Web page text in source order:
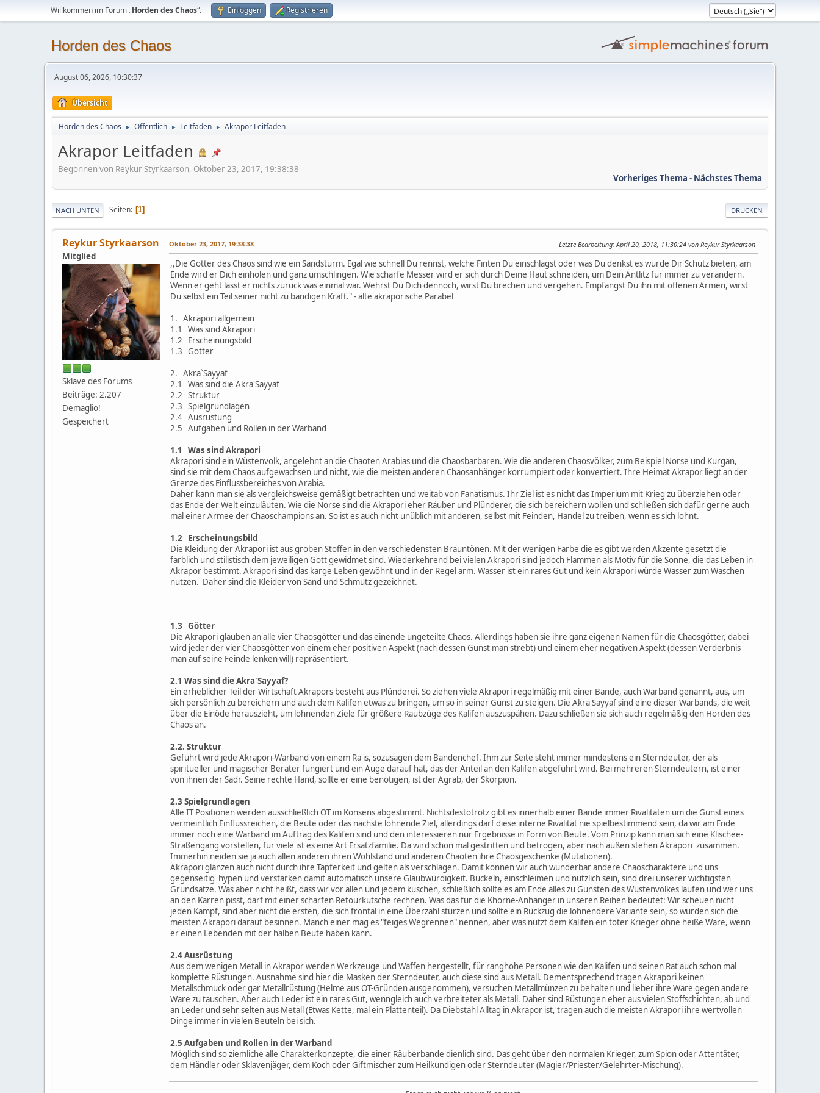
Willkommen im Forum „Horden des Chaos“. Einloggen Registrieren
Horden des Chaos
August 06, 2026, 10:30:37
Übersicht
Horden des Chaos ► Öffentlich ► Leitfäden ► Akrapor Leitfaden
Akrapor Leitfaden
Begonnen von Reykur Styrkaarson, Oktober 23, 2017, 19:38:38
Vorheriges Thema - Nächstes Thema
DRUCKEN
NACH UNTEN Seiten 1
Reykur Styrkaarson
Mitglied
Sklave des Forums
Beiträge: 2.207
Demaglio!
Gespeichert
Oktober 23, 2017, 19:38:38 Letzte Bearbeitung: April 20, 2018, 11:30:24 von Reykur Styrkaarson
,,Die Götter des Chaos sind wie ein Sandsturm. Egal wie schnell Du rennst, welche Finten Du einschlägst oder was Du denkst es würde Dir Schutz bieten, am
Ende wird er Dich einholen und ganz umschlingen. Wie scharfe Messer wird er sich durch Deine Haut schneiden, um Dein Antlitz für immer zu verändern.
Wenn er geht lässt er nichts zurück was einmal war. Wehrst Du Dich dennoch, wirst Du brechen und vergehen. Empfängst Du ihn mit offenen Armen, wirst
Du selbst ein Teil seiner nicht zu bändigen Kraft." - alte akraporische Parabel
1. Akrapori allgemein
1.1 Was sind Akrapori
1.2 Erscheinungsbild
1.3 Götter
2. Akra`Sayyaf
2.1 Was sind die Akra'Sayyaf
2.2 Struktur
2.3 Spielgrundlagen
2.4 Ausrüstung
2.5 Aufgaben und Rollen in der Warband
1.1 Was sind Akrapori
Akrapori sind ein Wüstenvolk, angelehnt an die Chaoten Arabias und die Chaosbarbaren. Wie die anderen Chaosvölker, zum Beispiel Norse und Kurgan,
sind sie mit dem Chaos aufgewachsen und nicht, wie die meisten anderen Chaosanhänger korrumpiert oder konvertiert. Ihre Heimat Akrapor liegt an der
Grenze des Einflussbereiches von Arabia.
Daher kann man sie als vergleichsweise gemäßigt betrachten und weitab von Fanatismus. Ihr Ziel ist es nicht das Imperium mit Krieg zu überziehen oder
das Ende der Welt einzuläuten. Wie die Norse sind die Akrapori eher Räuber und Plünderer, die sich bereichern wollen und schließen sich dafür gerne auch
mal einer Armee der Chaoschampions an. So ist es auch nicht unüblich mit anderen, selbst mit Feinden, Handel zu treiben, wenn es sich lohnt.
1.2 Erscheinungsbild
Die Kleidung der Akrapori ist aus groben Stoffen in den verschiedensten Brauntönen. Mit der wenigen Farbe die es gibt werden Akzente gesetzt die
farblich und stilistisch dem jeweiligen Gott gewidmet sind. Wiederkehrend bei vielen Akrapori sind jedoch Flammen als Motiv für die Sonne, die das Leben in
Akrapor bestimmt. Akrapori sind das karge Leben gewöhnt und in der Regel arm. Wasser ist ein rares Gut und kein Akrapori würde Wasser zum Waschen
nutzen. Daher sind die Kleider von Sand und Schmutz gezeichnet.
1.3 Götter
Die Akrapori glauben an alle vier Chaosgötter und das einende ungeteilte Chaos. Allerdings haben sie ihre ganz eigenen Namen für die Chaosgötter, dabei
wird jeder der vier Chaosgötter von einem eher positiven Aspekt (nach dessen Gunst man strebt) und einem eher negativen Aspekt (dessen Verderbnis
man auf seine Feinde lenken will) repräsentiert.
2.1 Was sind die Akra'Sayyaf?
Ein erheblicher Teil der Wirtschaft Akrapors besteht aus Plünderei. So ziehen viele Akrapori regelmäßig mit einer Bande, auch Warband genannt, aus, um
sich persönlich zu bereichern und auch dem Kalifen etwas zu bringen, um so in seiner Gunst zu steigen. Die Akra'Sayyaf sind eine dieser Warbands, die weit
über die Einöde herauszieht, um lohnenden Ziele für größere Raubzüge des Kalifen auszuspähen. Dazu schließen sie sich auch regelmäßig den Horden des
Chaos an.
2.2. Struktur
Geführt wird jede Akrapori-Warband von einem Ra'is, sozusagen dem Bandenchef. Ihm zur Seite steht immer mindestens ein Sterndeuter, der als
spiritueller und magischer Berater fungiert und ein Auge darauf hat, das der Anteil an den Kalifen abgeführt wird. Bei mehreren Sterndeutern, ist einer
von ihnen der Sadr. Seine rechte Hand, sollte er eine benötigen, ist der Agrab, der Skorpion.
2.3 Spielgrundlagen
Alle IT Positionen werden ausschließlich OT im Konsens abgestimmt. Nichtsdestotrotz gibt es innerhalb einer Bande immer Rivalitäten um die Gunst eines
vermeintlich Einflussreichen, die Beute oder das nächste lohnende Ziel, allerdings darf diese interne Rivalität nie spielbestimmend sein, da wir am Ende
immer noch eine Warband im Auftrag des Kalifen sind und den interessieren nur Ergebnisse in Form von Beute. Vom Prinzip kann man sich eine Klischee-
Straßengang vorstellen, für viele ist es eine Art Ersatzfamilie. Da wird schon mal gestritten und betrogen, aber nach außen stehen Akrapori zusammen.
Immerhin neiden sie ja auch allen anderen ihren Wohlstand und anderen Chaoten ihre Chaosgeschenke (Mutationen).
Akrapori glänzen auch nicht durch ihre Tapferkeit und gelten als verschlagen. Damit können wir auch wunderbar andere Chaoscharaktere und uns
gegenseitig hypen und verstärken damit automatisch unsere Glaubwürdigkeit. Buckeln, einschleimen und nützlich sein, sind drei unserer wichtigsten
Grundsätze. Was aber nicht heißt, dass wir vor allen und jedem kuschen, schließlich sollte es am Ende alles zu Gunsten des Wüstenvolkes laufen und wer uns
an den Karren pisst, darf mit einer scharfen Retourkutsche rechnen. Was das für die Khorne-Anhänger in unseren Reihen bedeutet: Wir scheuen nicht
jeden Kampf, sind aber nicht die ersten, die sich frontal in eine Überzahl stürzen und sollte ein Rückzug die lohnendere Variante sein, so würden sich die
meisten Akrapori darauf besinnen. Manch einer mag es "feiges Wegrennen" nennen, aber was nützt dem Kalifen ein toter Krieger ohne heiße Ware, wenn
er einen Lebenden mit der halben Beute haben kann.
2.4 Ausrüstung
Aus dem wenigen Metall in Akrapor werden Werkzeuge und Waffen hergestellt, für ranghohe Personen wie den Kalifen und seinen Rat auch schon mal
komplette Rüstungen. Ausnahme sind hier die Masken der Sterndeuter, auch diese sind aus Metall. Dementsprechend tragen Akrapori keinen
Metallschmuck oder gar Metallrüstung (Helme aus OT-Gründen ausgenommen), versuchen Metallmünzen zu behalten und lieber ihre Ware gegen andere
Ware zu tauschen. Aber auch Leder ist ein rares Gut, wenngleich auch verbreiteter als Metall. Daher sind Rüstungen eher aus vielen Stoffschichten, ab und
an Leder und sehr selten aus Metall (Etwas Kette, mal ein Plattenteil). Da Diebstahl Alltag in Akrapor ist, tragen auch die meisten Akrapori ihre wertvollen
Dinge immer in vielen Beuteln bei sich.
2.5 Aufgaben und Rollen in der Warband
Möglich sind so ziemliche alle Charakterkonzepte, die einer Räuberbande dienlich sind. Das geht über den normalen Krieger, zum Spion oder Attentäter,
dem Händler oder Sklavenjäger, dem Koch oder Giftmischer zum Heilkundigen oder Sterndeuter (Magier/Priester/Gelehrter-Mischung).